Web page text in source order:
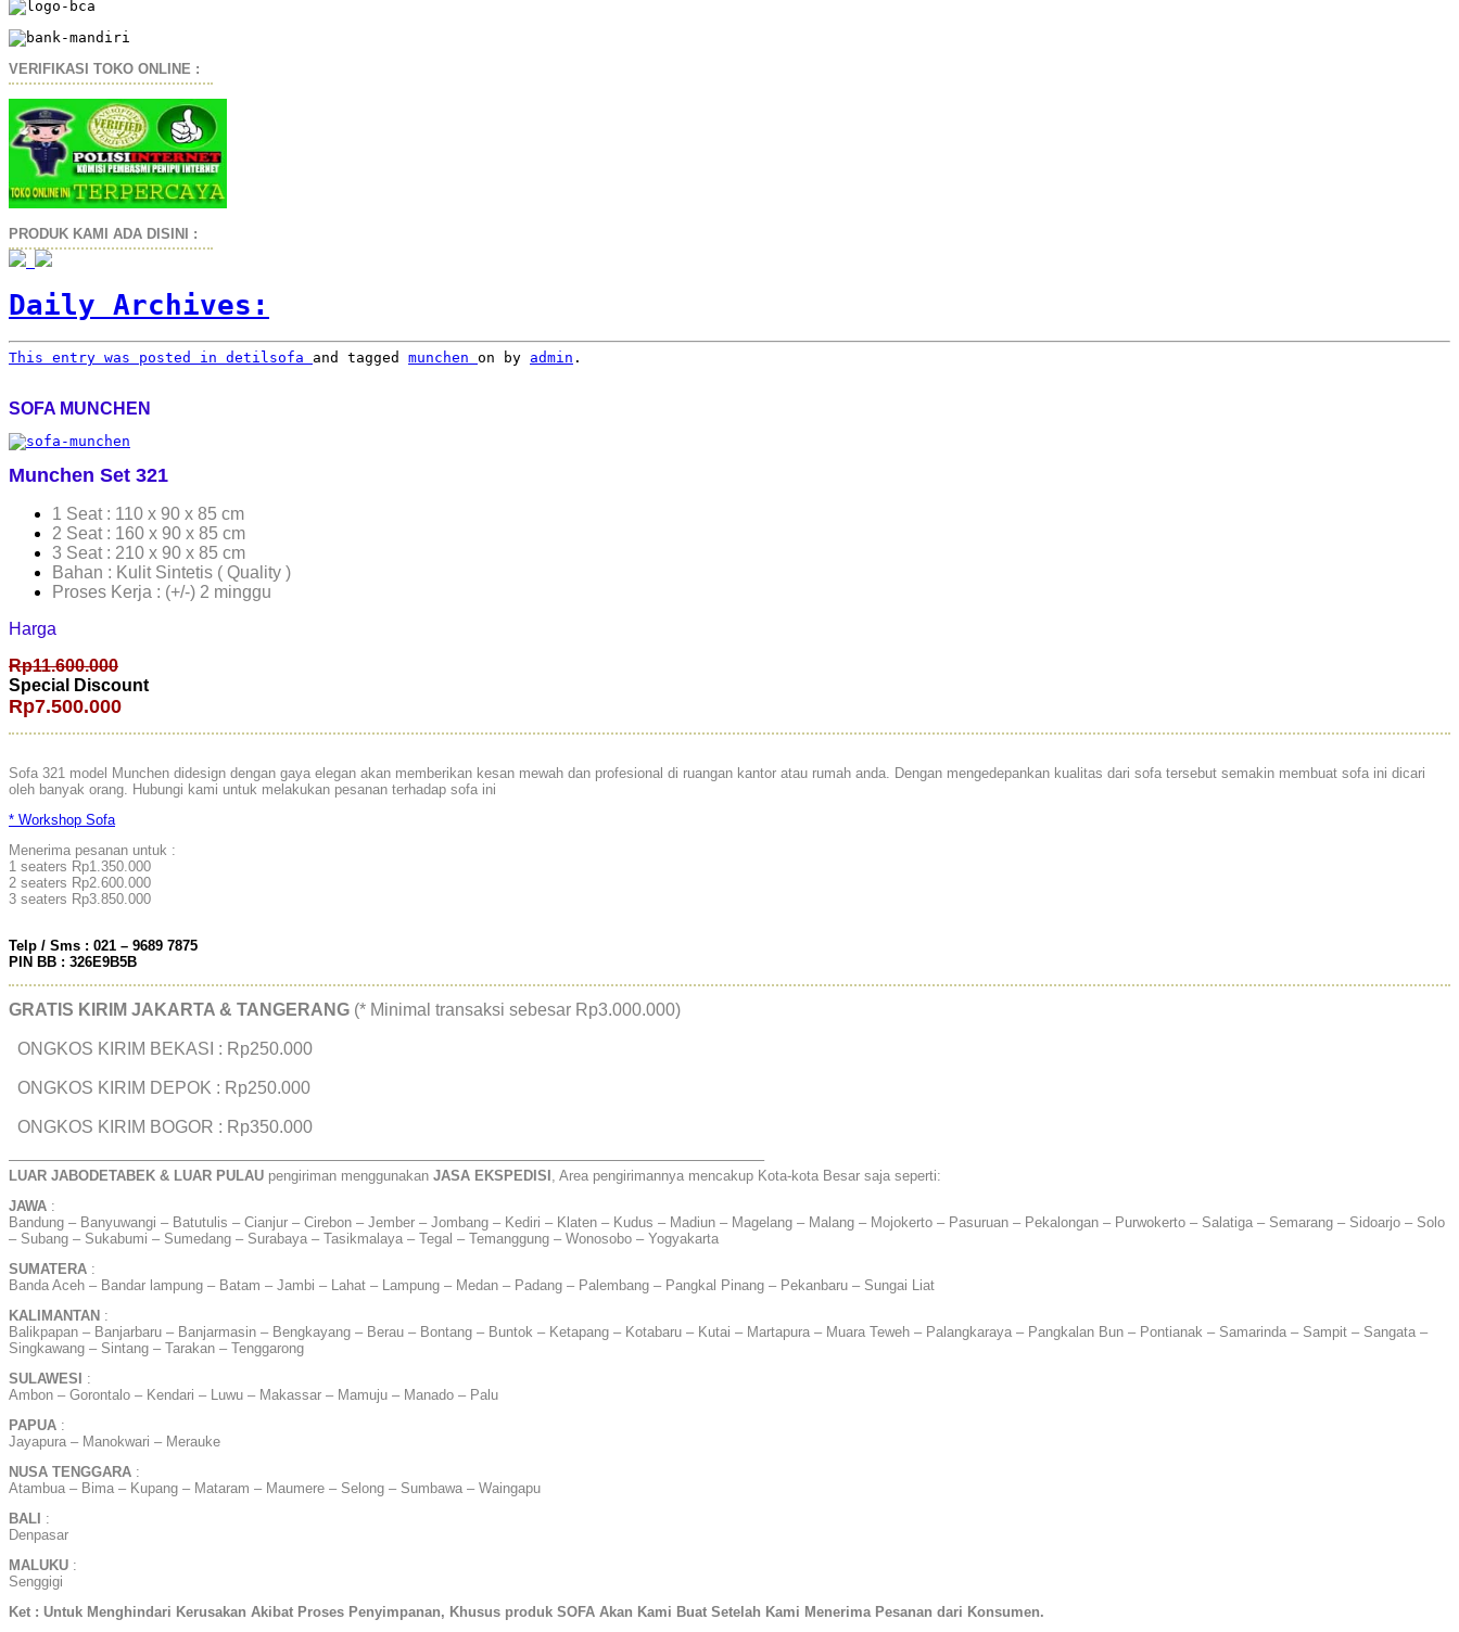
VERIFIKASI TOKO ONLINE :
PRODUK KAMI ADA DISINI :
Daily Archives:
This entry was posted in detilsofa and tagged munchen on by admin .
SOFA MUNCHEN
Munchen Set 321
1 Seat : 110 x 90 x 85 cm
2 Seat : 160 x 90 x 85 cm
3 Seat : 210 x 90 x 85 cm
Bahan : Kulit Sintetis ( Quality )
Proses Kerja : (+/-) 2 minggu
Harga
Rp11.600.000
Special Discount
Rp7.500.000
Sofa 321 model Munchen didesign dengan gaya elegan akan memberikan kesan mewah dan profesional di ruangan kantor atau rumah anda. Dengan mengedepankan kualitas dari sofa tersebut semakin membuat sofa ini dicari
oleh banyak orang. Hubungi kami untuk melakukan pesanan terhadap sofa ini
* Workshop Sofa
Menerima pesanan untuk :
1 seaters Rp1.350.000
2 seaters Rp2.600.000
3 seaters Rp3.850.000
Telp / Sms : 021 – 9689 7875
PIN BB : 326E9B5B
GRATIS KIRIM JAKARTA & TANGERANG (* Minimal transaksi sebesar Rp3.000.000)
ONGKOS KIRIM BEKASI : Rp250.000
ONGKOS KIRIM DEPOK : Rp250.000
ONGKOS KIRIM BOGOR : Rp350.000
—————————————————————————————————————————————————————–
LUAR JABODETABEK & LUAR PULAU pengiriman menggunakan JASA EKSPEDISI , Area pengirimannya mencakup Kota-kota Besar saja seperti:
JAWA :
Bandung – Banyuwangi – Batutulis – Cianjur – Cirebon – Jember – Jombang – Kediri – Klaten – Kudus – Madiun – Magelang – Malang – Mojokerto – Pasuruan – Pekalongan – Purwokerto – Salatiga – Semarang – Sidoarjo – Solo
– Subang – Sukabumi – Sumedang – Surabaya – Tasikmalaya – Tegal – Temanggung – Wonosobo – Yogyakarta
SUMATERA :
Banda Aceh – Bandar lampung – Batam – Jambi – Lahat – Lampung – Medan – Padang – Palembang – Pangkal Pinang – Pekanbaru – Sungai Liat
KALIMANTAN :
Balikpapan – Banjarbaru – Banjarmasin – Bengkayang – Berau – Bontang – Buntok – Ketapang – Kotabaru – Kutai – Martapura – Muara Teweh – Palangkaraya – Pangkalan Bun – Pontianak – Samarinda – Sampit – Sangata –
Singkawang – Sintang – Tarakan – Tenggarong
SULAWESI
:
Ambon – Gorontalo – Kendari – Luwu – Makassar – Mamuju – Manado – Palu
PAPUA :
Jayapura – Manokwari – Merauke
NUSA TENGGARA :
Atambua – Bima – Kupang – Mataram – Maumere – Selong – Sumbawa – Waingapu
BALI :
Denpasar
MALUKU :
Senggigi
Ket : Untuk Menghindari Kerusakan Akibat Proses Penyimpanan, Khusus produk SOFA Akan Kami Buat Setelah Kami Menerima Pesanan dari Konsumen.